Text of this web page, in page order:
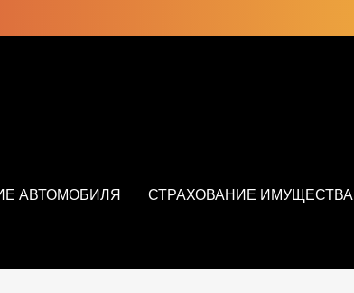
АВТОМОБИЛЯ СТРАХОВАНИЕ ИМУЩЕСТВА